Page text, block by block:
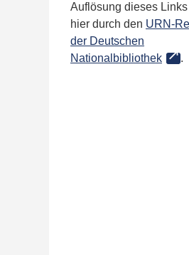
Auflösung dieses
hier durch den URN-
der Deutschen
Nationalbibliothek
.